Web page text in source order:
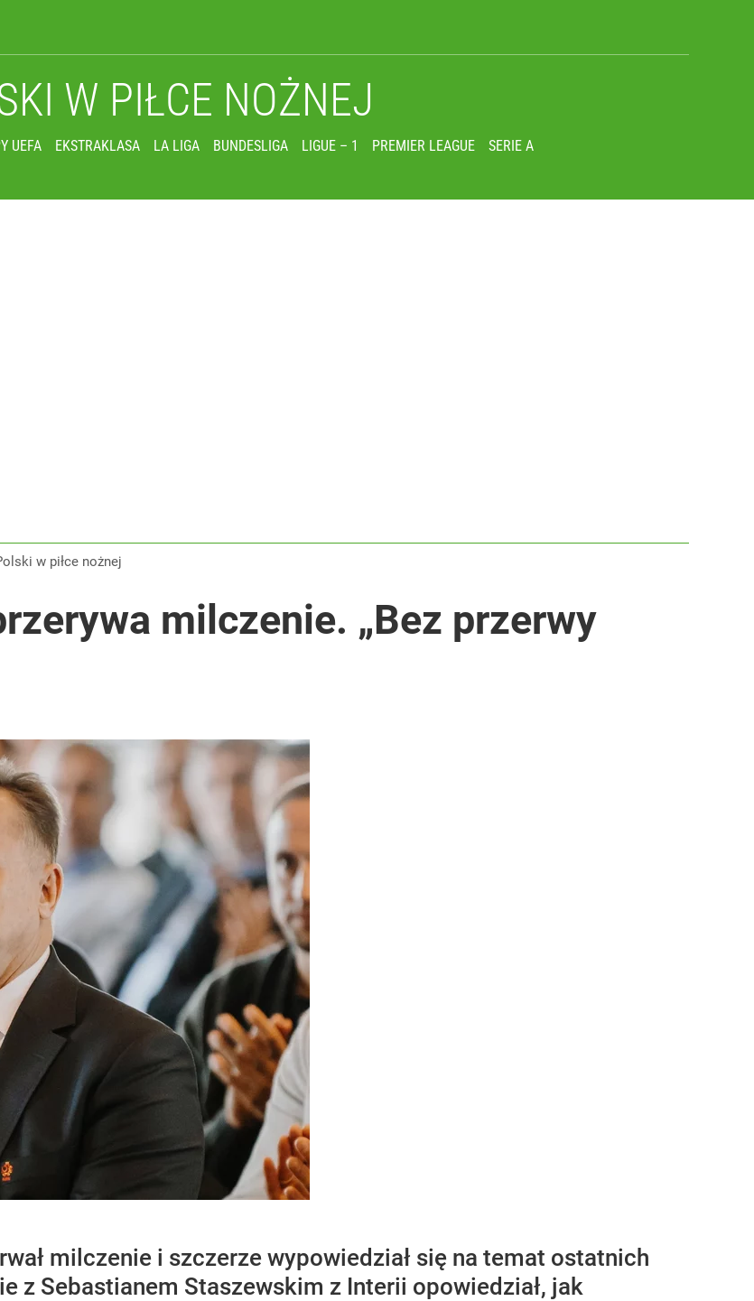
W PIŁCE NOŻNEJ
UEFA EKSTRAKLASA LA LIGA BUNDESLIGA LIGUE – 1 PREMIER LEAGUE
SERIE A
w piłce nożnej
milczenie. „Bez przerwy
milczenie i szczerze wypowiedział się na temat ostatnich
z Sebastianem Staszewskim z Interii opowiedział, jak